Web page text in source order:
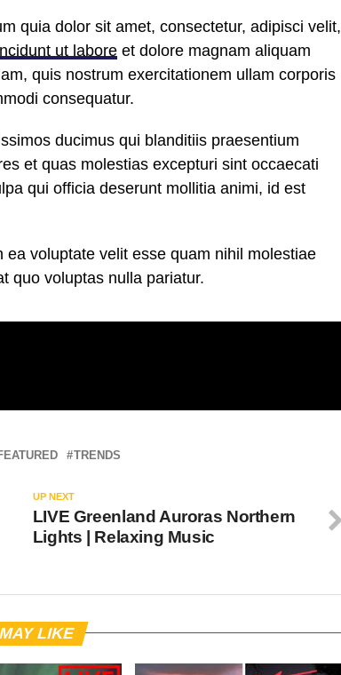
quia dolor sit amet, consectetur, adipisci velit,
ut labore et dolore magnam aliquam
quis nostrum exercitationem ullam corporis
consequatur.
ducimus qui blanditiis praesentium
et quas molestias excepturi sint occaecati
qui officia deserunt mollitia animi, id est
voluptate velit esse quam nihil molestiae
quo voluptas nulla pariatur.
TRENDS
UP NEXT
LIVE Greenland Auroras Northern
Lights | Relaxing Music
LIKE